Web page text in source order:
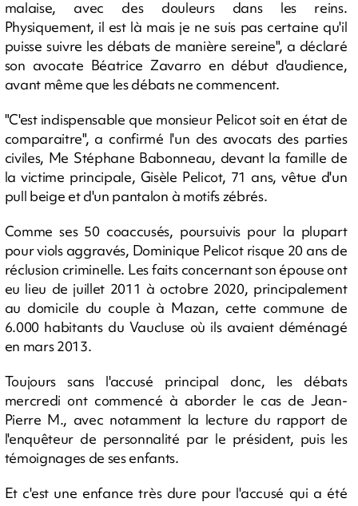
malaise, avec des douleurs dans les reins.
Physiquement, il est là mais je ne suis pas certaine qu'il
puisse suivre les débats de manière sereine", a déclaré
son avocate Béatrice Zavarro en début d'audience,
avant même que les débats ne commencent.
"C'est indispensable que monsieur Pelicot soit en état de
comparaitre", a confirmé l'un des avocats des parties
civiles, Me Stéphane Babonneau, devant la famille de
la victime principale, Gisèle Pelicot, 71 ans, vêtue d'un
pull beige et d'un pantalon à motifs zébrés.
Comme ses 50 coaccusés, poursuivis pour la plupart
pour viols aggravés, Dominique Pelicot risque 20 ans de
réclusion criminelle. Les faits concernant son épouse ont
eu lieu de juillet 2011 à octobre 2020, principalement
au domicile du couple à Mazan, cette commune de
6.000 habitants du Vaucluse où ils avaient déménagé
en mars 2013.
Toujours sans l'accusé principal donc, les débats
mercredi ont commencé à aborder le cas de Jean-
Pierre M., avec notamment la lecture du rapport de
l'enquêteur de personnalité par le président, puis les
témoignages de ses enfants.
Et c'est une enfance très dure pour l'accusé qui a été